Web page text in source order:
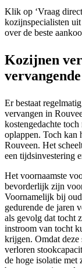
Klik op ‘Vraag
kozijnspecialisten
over de beste
Kozijnen
Er bestaat
vervangen in
kostengedachte
oplappen. Toch kan
Rouveen. Het
een tijdsinvestering
Het voornaamste
bevorderlijk zijn
Voornamelijk bij
gedurende de jaren
als gevolg dat tocht
instroom van tocht
krijgen. Omdat
verloren
de hoge isolatie